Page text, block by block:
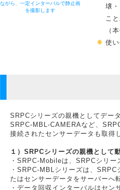
ながら、一定インターバルで静止画
を撮影します
壌
こ
（
使
SRPCシリーズの親機としてデー
SRPC-MBL-CAMERAなど、
接続されたセンサーデータも取得
１）SRPCシリーズの親機として
・SRPC-Mobileは、SRPCシリー
・SRPC-MBLシリーズは、
たはセンサーデータをサーバーへ
・データ回収インターバルはセン